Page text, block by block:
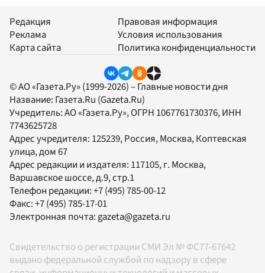
Редакция
Реклама
Карта сайта
Правовая информация
Условия использования
Политика конфиденциальности
© АО «Газета.Ру» (1999-2026) – Главные новости дня
Название: Газета.Ru (Gazeta.Ru)
Учредитель:АО «Газета.Ру», ОГРН 1067761730376, ИНН
7743625728
Адрес учредителя: 125239, Россия, Москва, Коптевская
улица, дом 67
Адрес редакции и издателя: 117105, г. Москва,
Варшавское шоссе, д.9, стр.1
Телефон редакции:+7 (495) 785-00-12
Факс:+7 (495) 785-17-01
Электронная почта:gazeta@gazeta.ru
Свидетельство о регистрации СМИ Эл № ФС77-67642
выдано федеральной службой по надзору в сфере